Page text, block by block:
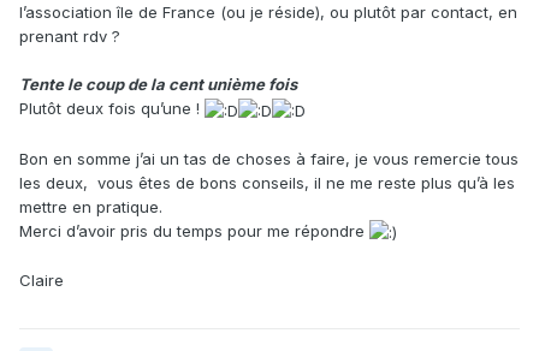
l’association île de France (ou je réside), ou plutôt par contact, en
prenant rdv ?
Tente le coup de la cent unième fois
Plutôt deux fois qu’une !
Bon en somme j’ai un tas de choses à faire, je vous remercie tous
les deux, vous êtes de bons conseils, il ne me reste plus qu’à les
mettre en pratique.
Merci d’avoir pris du temps pour me répondre
Claire